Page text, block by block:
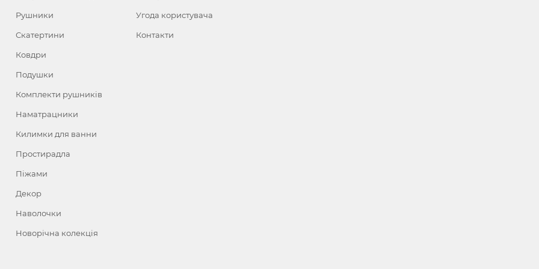
Рушники
Скатертини
Ковдри
Подушки
Комплекти рушників
Наматрацники
Килимки для ванни
Простирадла
Піжами
Декор
Наволочки
Новорічна колекція
Угода користувача
Контакти